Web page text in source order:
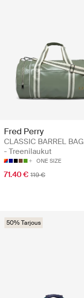
Fred Perry
CLASSIC BARREL BAG
- Treenilaukut
ONE SIZE
71.40 € 119 €
50% Tarjous